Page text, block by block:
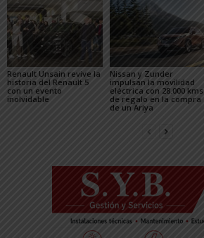
Renault Unsain revive la
historia del Renault 5
con un evento
inolvidable
Nissan y Zunder
impulsan la movilidad
eléctrica con 28.000 kms
de regalo en la compra
de un Ariya